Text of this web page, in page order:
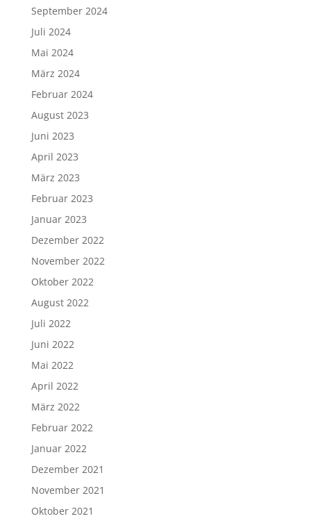
September 2024
Juli 2024
Mai 2024
März 2024
Februar 2024
August 2023
Juni 2023
April 2023
März 2023
Februar 2023
Januar 2023
Dezember 2022
November 2022
Oktober 2022
August 2022
Juli 2022
Juni 2022
Mai 2022
April 2022
März 2022
Februar 2022
Januar 2022
Dezember 2021
November 2021
Oktober 2021